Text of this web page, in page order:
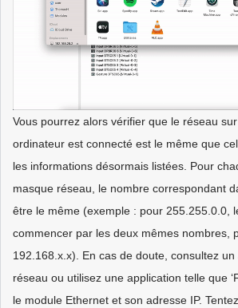
Vous pourrez alors vérifier que le réseau
ordinateur est connecté est le même que
les informations désormais listées. Pour
masque réseau, le nombre correspondant
être le même (exemple : pour 255.255.0.0,
commencer par les deux mêmes nombres,
192.168.x.x). En cas de doute, consultez
réseau ou utilisez une application telle que
le module Ethernet et son adresse IP.